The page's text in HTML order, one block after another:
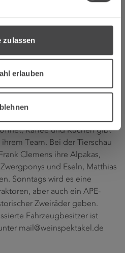
zulassen
erlauben
zum Rahmenprogramm.
Yonne hinter der „Alten
Live Musik mit Michael
findet der Kunsthandwerker-
Einsatz der Jagd- und
Kaffee und Kuchen gibt
Team. Bei der Tierschau
Clemens ihre Alpakas,
und Eseln, Matthias
Sonntags wird es eine
aber auch ein APE-
Zweiräder geben.
Fahrzeugbesitzer ist
mail@weinspektakel.de